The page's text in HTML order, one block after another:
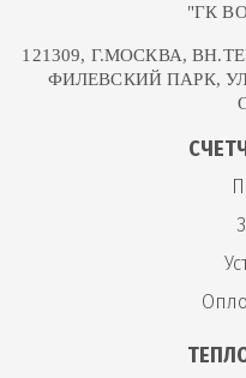
"ГК
121309, Г.МОСКВА,
ФИЛЕВСКИЙ ПАРК, УЛ